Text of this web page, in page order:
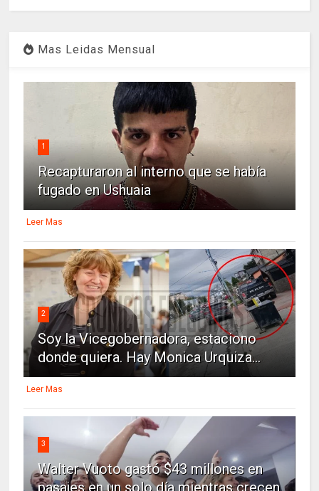
Mas Leidas Mensual
1
Recapturaron al interno que se había
fugado en Ushuaia
Leer Mas
2
Soy la Vicegobernadora, estaciono
donde quiera. Hay Monica Urquiza...
Leer Mas
3
Walter Vuoto gastó $43 millones en